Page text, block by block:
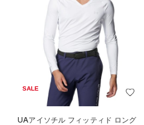
SALE
UAアイソチル フィッティド ロング